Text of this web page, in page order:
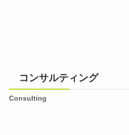
コンサルティング
Consulting